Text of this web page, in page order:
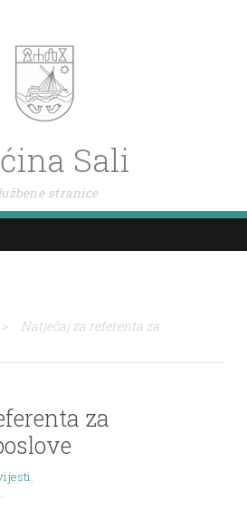
Sali
stranice
>
Natječaj za referenta za
za
,